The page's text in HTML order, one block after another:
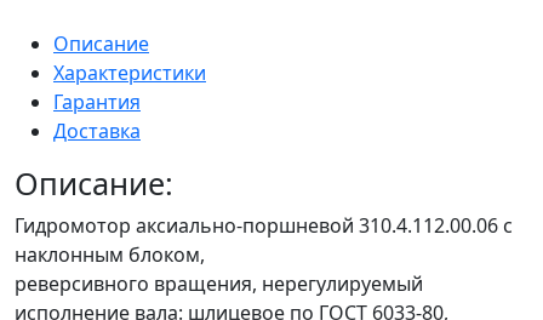
Описание
Характеристики
Гарантия
Доставка
Описание:
Гидромотор аксиально-поршневой 310.4.112.00.06 с
наклонным блоком,
реверсивного вращения, нерегулируемый
исполнение вала: шлицевое по ГОСТ 6033-80,